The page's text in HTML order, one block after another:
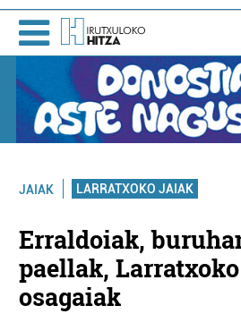
JAIAK LARRATXOKO JAIAK
Erraldoiak,
paellak,
osagaiak